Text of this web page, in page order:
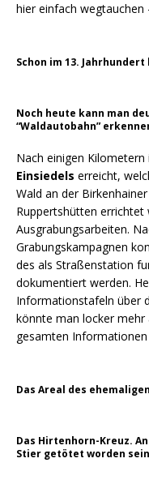
hier einfach wegtauchen
Schon im 13.
Noch heute kann man
“Waldautobahn”
Nach einigen
Einsiedels erreicht,
Wald an der
Ruppertshütten errichtet
Ausgrabungsarbeiten.
Grabungskampagnen
des als Straßenstation
dokumentiert werden.
Informationstafeln über
könnte man locker mehr
gesamten
Das Areal des
Das Hirtenhorn-Kreuz.
Stier getötet worden